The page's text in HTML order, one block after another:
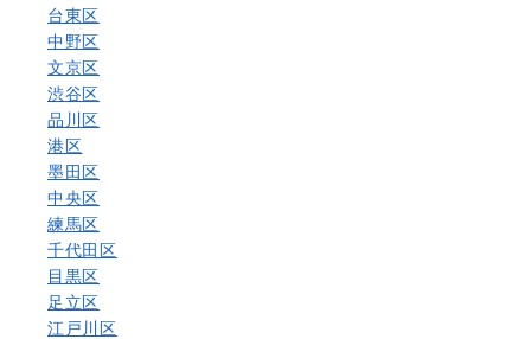
台東区
中野区
文京区
渋谷区
品川区
港区
墨田区
中央区
練馬区
千代田区
目黒区
足立区
江戸川区